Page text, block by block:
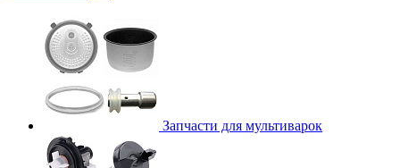
Запчасти для мультиварок